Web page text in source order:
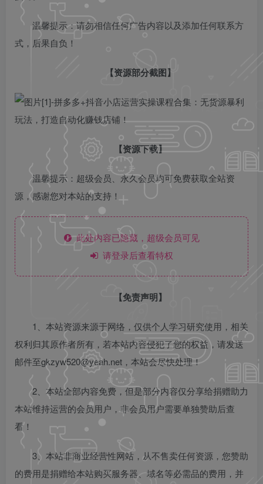
温馨提示：请勿相信任何广告内容以及添加任何联系方
式，后果自负！
【资源部分截图】
【资源下载】
温馨提示：超级会员、永久会员均可免费获取全站资
源，感谢您对本站的支持！
此处内容已隐藏，超级会员可见
请登录后查看特权
【免责声明】
1、本站资源来源于网络，仅供个人学习研究使用，相关
权利归其原作者所有，若本站内容侵犯了您的权益，请发送
邮件至gkzyw520@yeah.net，本站会尽快处理！
2、本站全部内容免费，但是部分内容仅分享给捐赠助力
本站维持运营的会员用户，非会员用户需要单独赞助后查
看！
3、本站非商业经营性网站，从不售卖任何资源，您赞助
的费用是捐赠给本站购买服务器、域名等必需品的费用，并